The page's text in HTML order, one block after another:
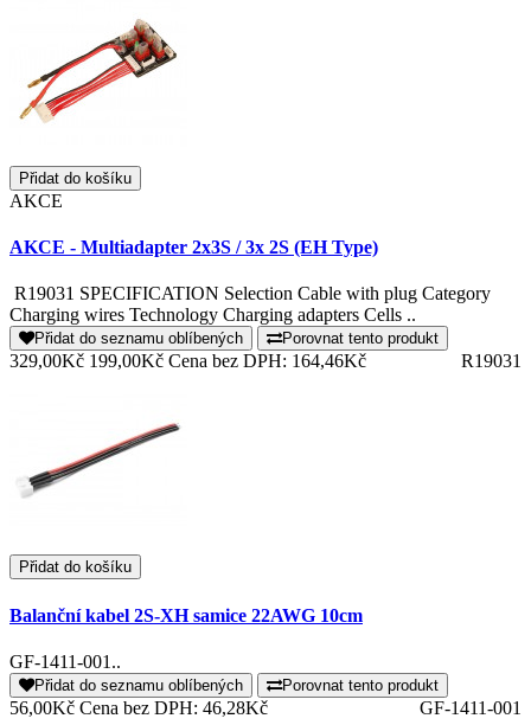
Přidat do košíku
AKCE
AKCE - Multiadapter 2x3S / 3x 2S (EH Type)
R19031 SPECIFICATION Selection Cable with plug Category
Charging wires Technology Charging adapters Cells ..
Přidat do seznamu oblíbených Porovnat tento produkt
329,00Kč 199,00Kč Cena bez DPH: 164,46Kč R19031
Přidat do košíku
Balanční kabel 2S-XH samice 22AWG 10cm
GF-1411-001..
Přidat do seznamu oblíbených Porovnat tento produkt
56,00Kč Cena bez DPH: 46,28Kč GF-1411-001